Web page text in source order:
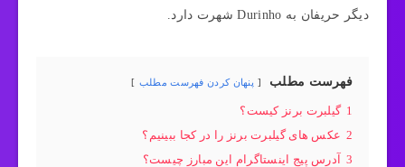
دیگر حریفان به Durinho شهرت دارد.
فهرست مطلب پنهان کردن فهرست مطلب
1 گیلبرت برنز کیست؟
2 عکس های گیلبرت برنز را در کجا ببینیم؟
3
آدرس پیج اینستاگرام این مبارز چیست؟